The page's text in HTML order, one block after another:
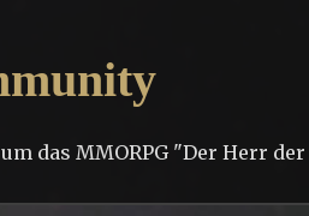
das MMORPG "Der Herr